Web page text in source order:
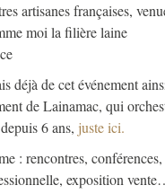
artisanes françaises,
moi la filière laine
déjà de cet événement
de Lainamac, qui
6 ans, juste ici.
: rencontres, conférences,
exposition